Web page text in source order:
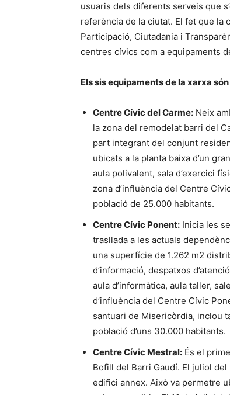
usuaris dels diferents serveis que
referència de la ciutat. El fet que la
Participació, Ciutadania i
centres cívics com a equipaments
Els sis equipaments de la xarxa
Centre Cívic del Carme: Neix
la zona del remodelat barri del
part integrant del conjunt
ubicats a la planta baixa d’un
aula polivalent, sala d’exercici
zona d’influència del Centre
població de 25.000 habitants.
Centre Cívic Ponent: Inicia les
trasllada a les actuals
una superfície de 1.262 m2
d’informació, despatxos
aula d’informàtica, aula taller,
d’influència del Centre Cívic
santuari de Misericòrdia, inclou
població d’uns 30.000 habitants.
Centre Cívic Mestral: És el
Bofill del Barri Gaudí. El juliol del
edifici annex. Això va permetre